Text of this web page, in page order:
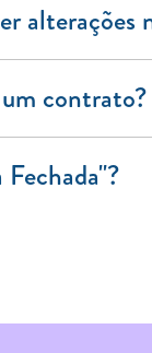
contrato?